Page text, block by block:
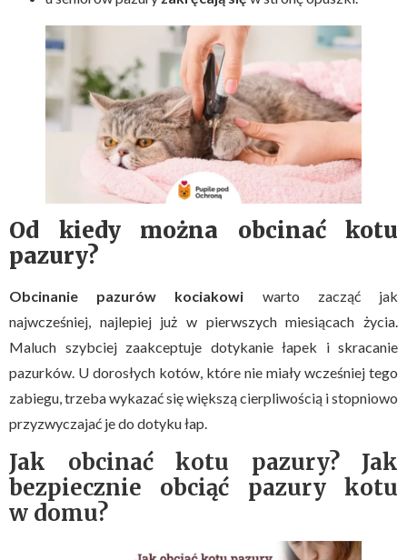
Od kiedy można obcinać kotu
pazury?
Obcinanie pazurów kociakowi warto zacząć jak
najwcześniej, najlepiej już w pierwszych miesiącach życia.
Maluch szybciej zaakceptuje dotykanie łapek i skracanie
pazurków. U dorosłych kotów, które nie miały wcześniej tego
zabiegu, trzeba wykazać się większą cierpliwością i stopniowo
przyzwyczajać je do dotyku łap.
Jak obcinać kotu pazury? Jak
bezpiecznie obciąć pazury kotu
w domu?